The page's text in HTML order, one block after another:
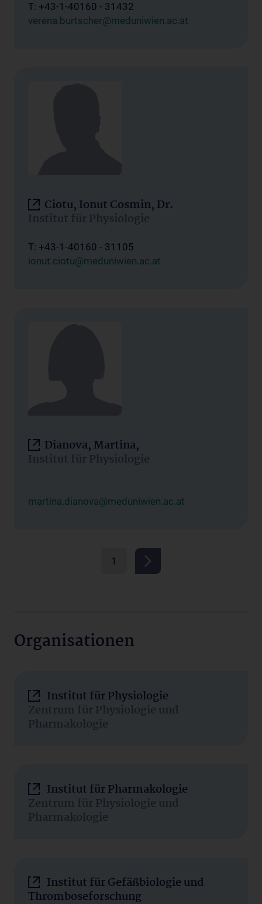
T: +43-1-40160 - 31432
verena.burtscher@meduniwien.ac.at
Ciotu, Ionut Cosmin, Dr.
Institut für Physiologie
T: +43-1-40160 - 31105
ionut.ciotu@meduniwien.ac.at
Dianova, Martina,
Institut für Physiologie
martina.dianova@meduniwien.ac.at
1
Organisationen
Institut für Physiologie
Zentrum für Physiologie und
Pharmakologie
Institut für Pharmakologie
Zentrum für Physiologie und
Pharmakologie
Institut für Gefäßbiologie und
Thromboseforschung